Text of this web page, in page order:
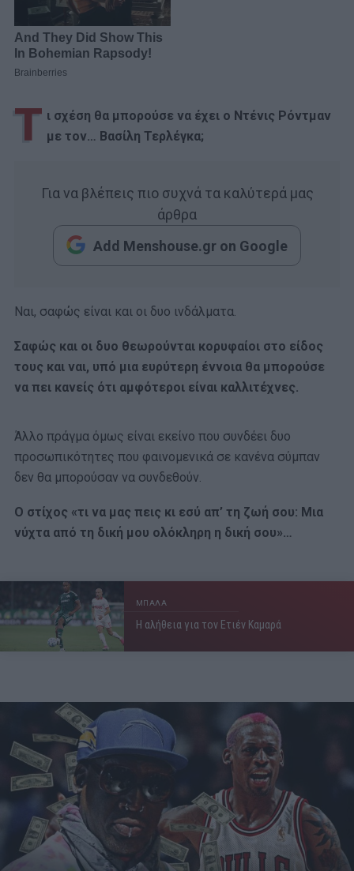
Τ ι σχέση θα μπορούσε να έχει ο Ντένις Ρόντμαν
με τον… Βασίλη Τερλέγκα;
Για να βλέπεις πιο συχνά τα καλύτερά μας
άρθρα
Add Menshouse.gr on Google
Ναι, σαφώς είναι και οι δυο ινδάλματα.
Σαφώς και οι δυο θεωρούνται κορυφαίοι στο είδος
τους και ναι, υπό μια ευρύτερη έννοια θα μπορούσε
να πει κανείς ότι αμφότεροι είναι καλλιτέχνες.
Άλλο πράγμα όμως είναι εκείνο που συνδέει δυο
προσωπικότητες που φαινομενικά σε κανένα σύμπαν
δεν θα μπορούσαν να συνδεθούν.
Ο στίχος «τι να μας πεις κι εσύ απ’ τη ζωή σου: Mια
νύχτα από τη δική μου ολόκληρη η δική σου»…
ΜΠΑΛΑ
Η αλήθεια για τον Ετιέν Καμαρά